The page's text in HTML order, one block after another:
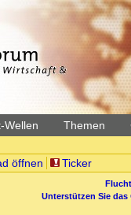
Wellen Themen
öffnen Ticker
Unterstützen Sie das